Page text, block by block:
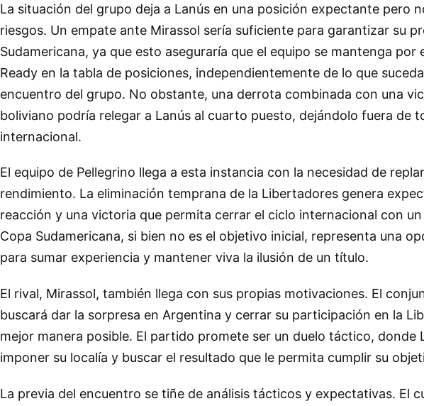
La situación del grupo deja a Lanús en una posición expectante pero
riesgos. Un empate ante Mirassol sería suficiente para garantizar su
Sudamericana, ya que esto aseguraría que el equipo se mantenga por
Ready en la tabla de posiciones, independientemente de lo que
encuentro del grupo. No obstante, una derrota combinada con una
boliviano podría relegar a Lanús al cuarto puesto, dejándolo fuera de
internacional.
El equipo de Pellegrino llega a esta instancia con la necesidad de
rendimiento. La eliminación temprana de la Libertadores genera
reacción y una victoria que permita cerrar el ciclo internacional con
Copa Sudamericana, si bien no es el objetivo inicial, representa una
para sumar experiencia y mantener viva la ilusión de un título.
El rival, Mirassol, también llega con sus propias motivaciones. El
buscará dar la sorpresa en Argentina y cerrar su participación en la
mejor manera posible. El partido promete ser un duelo táctico, donde
imponer su localía y buscar el resultado que le permita cumplir su
La previa del encuentro se tiñe de análisis tácticos y expectativas. El